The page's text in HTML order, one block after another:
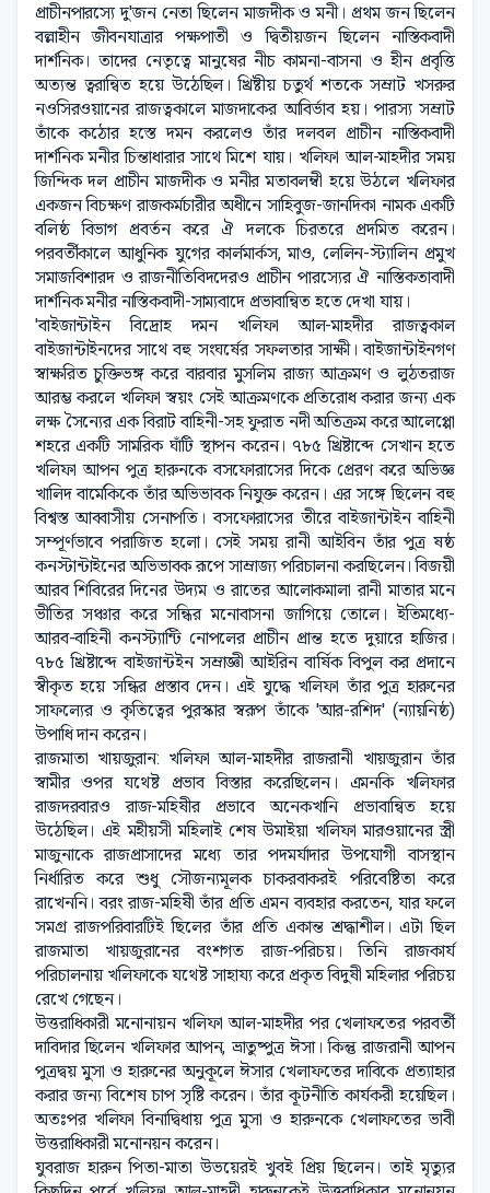
প্রাচীনপারস্যে দু'জন নেতা ছিলেন মাজদীক ও মনী। প্রথম জন ছিলেন
বল্লাহীন জীবনযাত্রার পক্ষপাতী ও দ্বিতীয়জন ছিলেন নাস্তিকবাদী
দার্শনিক। তাদের নেতৃত্বে মানুষের নীচ কামনা-বাসনা ও হীন প্রবৃত্তি
অত্যন্ত ত্বরান্বিত হয়ে উঠেছিল। খ্রিষ্টীয় চতুর্থ শতকে সম্রাট খসরুর
নওসিরওয়ানের রাজত্বকালে মাজদাকের আবির্ভাব হয়। পারস্য সম্রাট
তাঁকে কঠোর হস্তে দমন করলেও তাঁর দলবল প্রাচীন নাস্তিকবাদী
দার্শনিক মনীর চিন্তাধারার সাথে মিশে যায়। খলিফা আল-মাহদীর সময়
জিন্দিক দল প্রাচীন মাজদীক ও মনীর মতাবলম্বী হয়ে উঠলে খলিফার
একজন বিচক্ষণ রাজকর্মচারীর অধীনে সাহিবুজ-জানদিকা নামক একটি
বলিষ্ঠ বিভাগ প্রবর্তন করে ঐ দলকে চিরতরে প্রদমিত করেন।
পরবর্তীকালে আধুনিক যুগের কার্লমার্কস, মাও, লেলিন-স্ট্যালিন প্রমুখ
সমাজবিশারদ ও রাজনীতিবিদদেরও প্রাচীন পারস্যের ঐ নাস্তিকতাবাদী
দার্শনিক মনীর নাস্তিকবাদী-সাম্যবাদে প্রভাবান্বিত হতে দেখা যায়।
'বাইজান্টাইন বিদ্রোহ দমন খলিফা আল-মাহদীর রাজত্বকাল
বাইজান্টাইনদের সাথে বহু সংঘর্ষের সফলতার সাক্ষী। বাইজান্টাইনগণ
স্বাক্ষরিত চুক্তিভঙ্গ করে বারবার মুসলিম রাজ্য আক্রমণ ও লুঠতরাজ
আরম্ভ করলে খলিফা স্বয়ং সেই আক্রমণকে প্রতিরোধ করার জন্য এক
লক্ষ সৈন্যের এক বিরাট বাহিনী-সহ ফুরাত নদী অতিক্রম করে আলেপ্পো
শহরে একটি সামরিক ঘাঁটি স্থাপন করেন। ৭৮৫ খ্রিষ্টাব্দে সেখান হতে
খলিফা আপন পুত্র হারুনকে বসফোরাসের দিকে প্রেরণ করে অভিজ্ঞ
খালিদ বার্মেকিকে তাঁর অভিভাবক নিযুক্ত করেন। এর সঙ্গে ছিলেন বহু
বিশ্বস্ত আব্বাসীয় সেনাপতি। বসফোরাসের তীরে বাইজান্টাইন বাহিনী
সম্পূর্ণভাবে পরাজিত হলো। সেই সময় রানী আইবিন তাঁর পুত্র ষষ্ঠ
কনস্টান্টাইনের অভিভাবক রূপে সাম্রাজ্য পরিচালনা করছিলেন। বিজয়ী
আরব শিবিরের দিনের উদ্যম ও রাতের আলোকমালা রানী মাতার মনে
ভীতির সঞ্চার করে সন্ধির মনোবাসনা জাগিয়ে তোলে। ইতিমধ্যে-
আরব-বাহিনী কনস্ট্যান্টি নোপলের প্রাচীন প্রান্ত হতে দুয়ারে হাজির।
৭৮৫ খ্রিষ্টাব্দে বাইজান্টইন সম্রাজ্ঞী আইরিন বার্ষিক বিপুল কর প্রদানে
স্বীকৃত হয়ে সন্ধির প্রস্তাব দেন। এই যুদ্ধে খলিফা তাঁর পুত্র হারুনের
সাফল্যের ও কৃতিত্বের পুরস্কার স্বরূপ তাঁকে 'আর-রশিদ' (ন্যায়নিষ্ঠ)
উপাধি দান করেন।
রাজমাতা খায়জুরান: খলিফা আল-মাহদীর রাজরানী খায়জুরান তাঁর
স্বামীর ওপর যথেষ্ট প্রভাব বিস্তার করেছিলেন। এমনকি খলিফার
রাজদরবারও রাজ-মহিষীর প্রভাবে অনেকখানি প্রভাবান্বিত হয়ে
উঠেছিল। এই মহীয়সী মহিলাই শেষ উমাইয়া খলিফা মারওয়ানের স্ত্রী
মাজুনাকে রাজপ্রাসাদের মধ্যে তার পদমর্যাদার উপযোগী বাসস্থান
নির্ধারিত করে শুধু সৌজন্যমূলক চাকরবাকরই পরিবেষ্টিতা করে
রাখেননি। বরং রাজ-মহিষী তাঁর প্রতি এমন ব্যবহার করতেন, যার ফলে
সমগ্র রাজপরিবারটিই ছিলের তাঁর প্রতি একান্ত শ্রদ্ধাশীল। এটা ছিল
রাজমাতা খায়জুরানের বংশগত রাজ-পরিচয়। তিনি রাজকার্য
পরিচালনায় খলিফাকে যথেষ্ট সাহায্য করে প্রকৃত বিদুষী মহিলার পরিচয়
রেখে গেছেন।
উত্তরাধিকারী মনোনায়ন খলিফা আল-মাহদীর পর খেলাফতের পরবর্তী
দাবিদার ছিলেন খলিফার আপন, ভ্রাতুষ্পুত্র ঈসা। কিন্তু রাজরানী আপন
পুত্রদ্বয় মুসা ও হারুনের অনুকূলে ঈসার খেলাফতের দাবিকে প্রত্যাহার
করার জন্য বিশেষ চাপ সৃষ্টি করেন। তাঁর কূটনীতি কার্যকরী হয়েছিল।
অতঃপর খলিফা বিনাদ্বিধায় পুত্র মুসা ও হারুনকে খেলাফতের ভাবী
উত্তরাধিকারী মনোনয়ন করেন।
যুবরাজ হারুন পিতা-মাতা উভয়েরই খুবই প্রিয় ছিলেন। তাই মৃত্যুর